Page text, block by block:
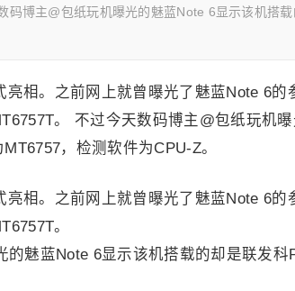
码博主@包纸玩机曝光的魅蓝Note 6显示该机搭
亮相。之前网上就曾曝光了魅蓝Note 6的
。 不过今天数码博主@包纸玩机
，检测软件为CPU-Z。
亮相。之前网上就曾曝光了魅蓝Note 6的
。
魅蓝Note 6显示该机搭载的却是联发科